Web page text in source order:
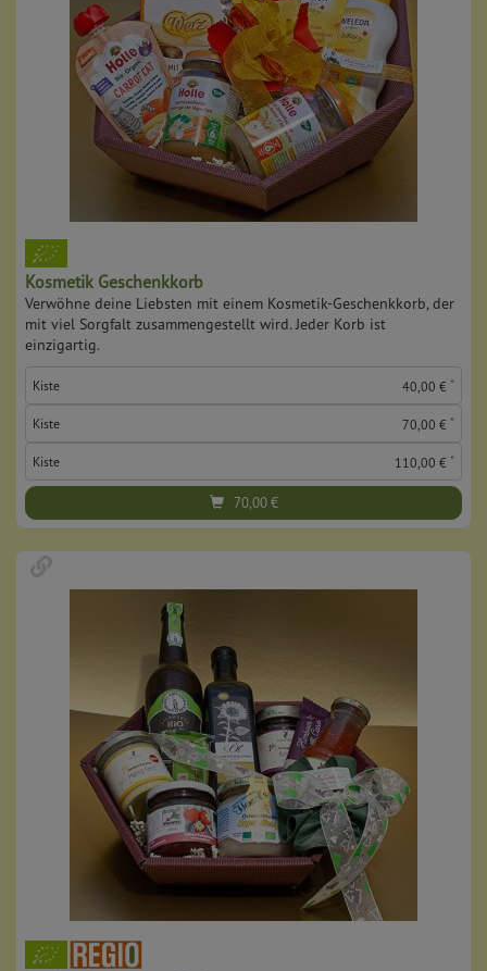
Kosmetik Geschenkkorb
Verwöhne deine Liebsten mit einem Kosmetik-Geschenkkorb, der
mit viel Sorgfalt zusammengestellt wird. Jeder Korb ist
einzigartig.
Kiste 40,00 € *
Kiste 70,00 € *
Kiste 110,00 € *
70,00€